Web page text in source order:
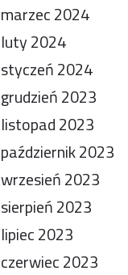
marzec 2024
luty 2024
styczeń 2024
grudzień 2023
listopad 2023
październik 2023
wrzesień 2023
sierpień 2023
lipiec 2023
czerwiec 2023